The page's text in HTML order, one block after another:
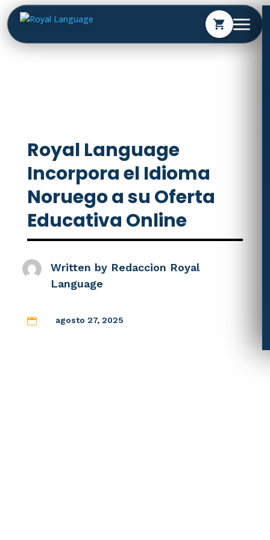
shopping_cart
Royal Language
Incorpora el Idioma
Noruego a su Oferta
Educativa Online
Written by Redaccion Royal
Language
 agosto 27, 2025